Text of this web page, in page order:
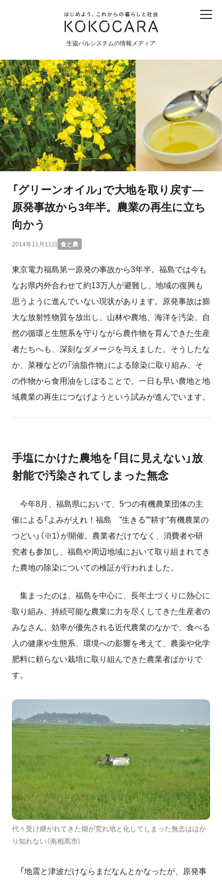
生協パルシステムの情報メディア
産直 食育 食べる 震災
食と農
暮らしと社会
環境と平和
生協の宅配パルシステム
「グリーンオイル」で大地を取り戻す―
原発事故から3年半。農業の再生に立ち
向かう
2014年11月11日 食と農
東京電力福島第一原発の事故から3年半。福島では今も
なお県内外合わせて約13万人が避難し、地域の復興も
思うように進んでいない現状があります。原発事故は膨
大な放射性物質を放出し、山林や農地、海洋を汚染。自
然の循環と生態系を守りながら農作物を育んできた生産
者たちへも、深刻なダメージを与えました。そうしたな
か、菜種などの「油脂作物」による除染に取り組み、そ
の作物から食用油をしぼることで、一日も早い農地と地
域農業の再生につなげようという試みが進んでいます。
手塩にかけた農地を「目に見えない」放
射能で汚染されてしまった無念
今年8月、福島県において、5つの有機農業団体の主
催による「よみがえれ！福島 ”生きる””耕す”有機農業の
つどい」（※1）が開催。農業者だけでなく、消費者や研
究者も参加し、福島や周辺地域において取り組まれてき
た農地の除染についての検証が行われました。
集まったのは、福島を中心に、長年土づくりに熱心に
取り組み、持続可能な農業に力を尽くしてきた生産者の
みなさん。効率が優先される近代農業のなかで、食べる
人の健康や生態系、環境への影響を考えて、農薬や化学
肥料に頼らない栽培に取り組んできた農業者ばかりで
す。
代々受け継がれてきた畑が荒れ地と化してしまった無念ははか
り知れない（南相馬市）
「地震と津波だけならまだなんとかなったが、原発事